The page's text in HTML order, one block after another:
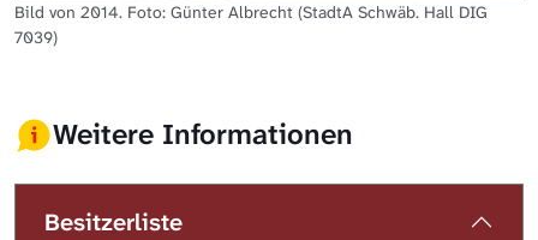
Bild von 2014. Foto: Günter Albrecht (StadtA Schwäb. Hall DIG
7039)
Weitere Informationen
Besitzerliste